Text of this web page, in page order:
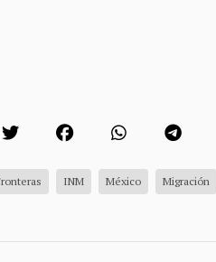
INM México Migración